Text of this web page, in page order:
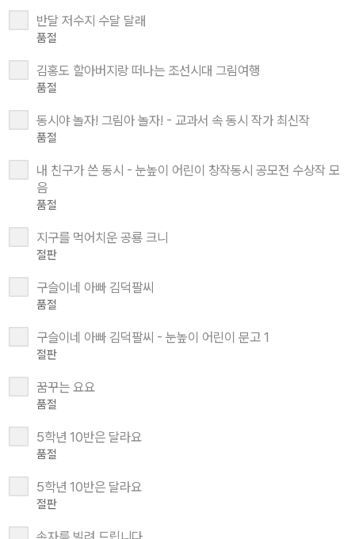
반달 저수지 수달 달래
품절
김홍도 할아버지랑 떠나는 조선시대 그림여행
품절
동시야 놀자! 그림아 놀자! - 교과서 속 동시 작가 최신작
품절
내 친구가 쓴 동시 - 눈높이 어린이 창작동시 공모전 수상작 모
음
품절
지구를 먹어치운 공룡 크니
절판
구슬이네 아빠 김덕팔씨
품절
구슬이네 아빠 김덕팔씨 - 눈높이 어린이 문고 1
절판
꿈꾸는 요요
품절
5학년 10반은 달라요
품절
5학년 10반은 달라요
절판